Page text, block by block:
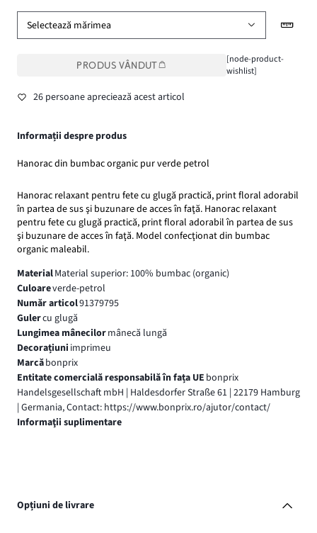
Selectează mărimea
PRODUS VÂNDUT
[node-product-
wishlist]
26 persoane apreciează acest articol
Informații despre produs
Hanorac din bumbac organic pur verde petrol
Hanorac relaxant pentru fete cu glugă practică, print floral adorabil
în partea de sus şi buzunare de acces în faţă. Hanorac relaxant
pentru fete cu glugă practică, print floral adorabil în partea de sus
şi buzunare de acces în faţă. Model confecţionat din bumbac
organic maleabil.
MaterialMaterial superior: 100% bumbac (organic)
Culoareverde-petrol
Număr articol91379795
Gulercu glugă
Lungimea mânecilormânecă lungă
Decorațiuni imprimeu
Marcăbonprix
Entitate comercială responsabilă în fața UE bonprix
Handelsgesellschaft mbH | Haldesdorfer Straße 61 | 22179 Hamburg
| Germania, Contact: https://www.bonprix.ro/ajutor/contact/
Informaţii suplimentare
Opțiuni de livrare